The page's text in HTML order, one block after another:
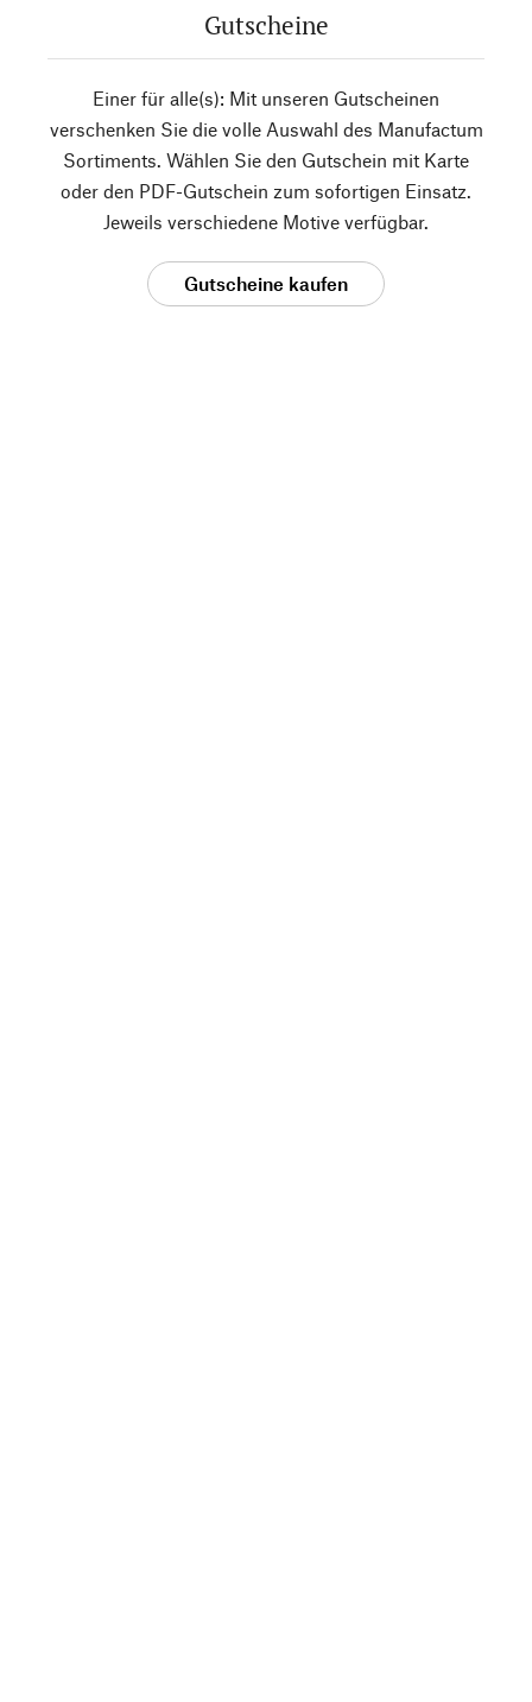
Gutscheine
Einer für alle(s): Mit unseren Gutscheinen
verschenken Sie die volle Auswahl des Manufactum
Sortiments. Wählen Sie den Gutschein mit Karte
oder den PDF-Gutschein zum sofortigen Einsatz.
Jeweils verschiedene Motive verfügbar.
Gutscheine kaufen